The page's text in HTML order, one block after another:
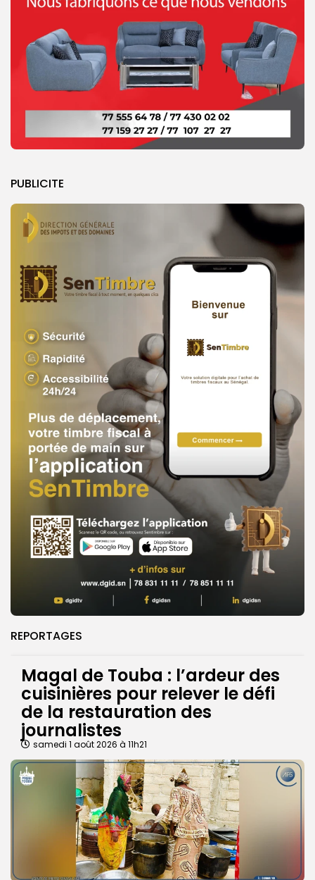
PUBLICITE
REPORTAGES
Magal de Touba : l’ardeur des
cuisinières pour relever le défi
de la restauration des
journalistes
samedi 1 août 2026 à 11h21